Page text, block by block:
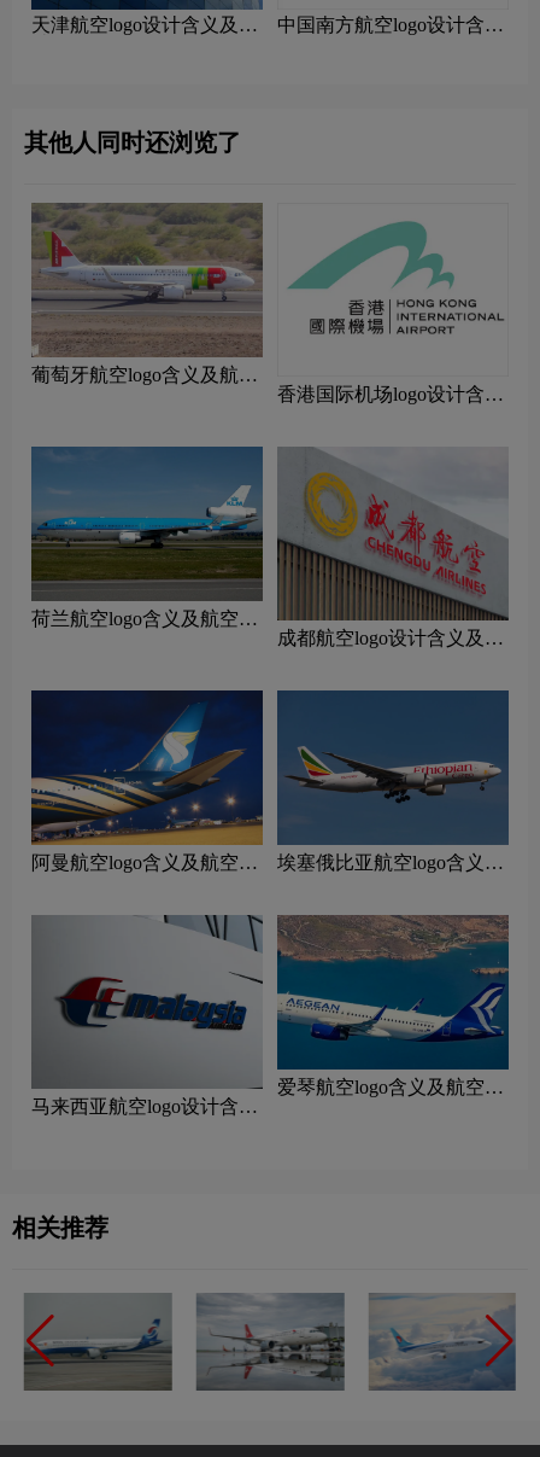
天津航空logo设计含义及设
中国南方航空logo设计含义
其他人同时还浏览了
‌葡萄牙航空logo含义及航空
香港国际机场logo设计含义
荷兰航空logo含义及航空品
成都航空logo设计含义及设
阿曼航空logo含义及航空品
‌埃塞俄比亚航空logo含义及
马来西亚航空logo设计含义
爱琴航空logo含义及航空品
相关推荐